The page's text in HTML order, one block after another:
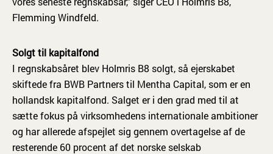
Flemming Windfeld.
Solgt til kapitalfond
I regnskabsåret blev Holmris B8 solgt, så ejerskabet
skiftede fra BWB Partners til Mentha Capital, som er en
hollandsk kapitalfond. Salget er i den grad med til at
sætte fokus på virksomhedens internationale ambitioner
og har allerede afspejlet sig gennem overtagelse af de
resterende 60 procent af det norske selskab